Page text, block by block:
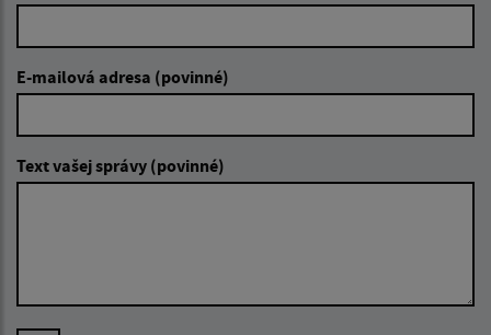
E-mailová adresa (povinné)
Text vašej správy (povinné)